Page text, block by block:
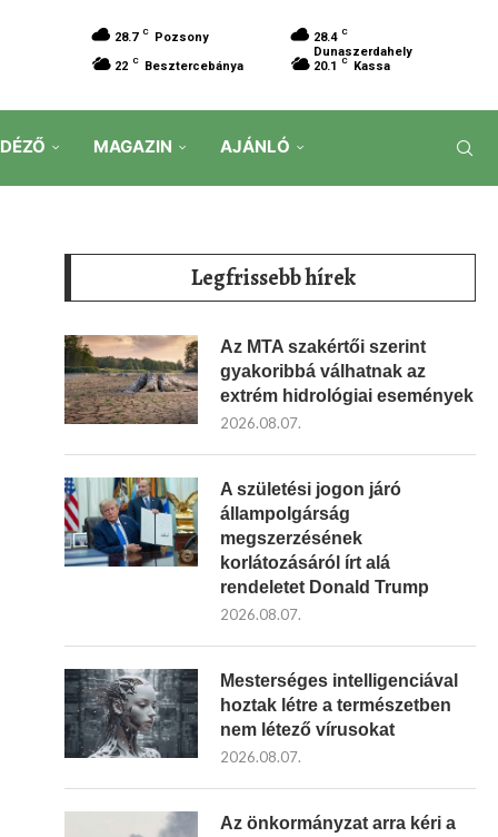
28.7 C Pozsony 28.4 C
Dunaszerdahely
22 C Besztercebánya 20.1 C Kassa
MAGAZIN AJÁNLÓ
Legfrissebb hírek
Az MTA szakértői szerint
gyakoribbá válhatnak az
extrém hidrológiai események
2026.08.07.
A születési jogon járó
állampolgárság
megszerzésének
korlátozásáról írt alá
rendeletet Donald Trump
2026.08.07.
Mesterséges intelligenciával
hoztak létre a természetben
nem létező vírusokat
2026.08.07.
Az önkormányzat arra kéri a